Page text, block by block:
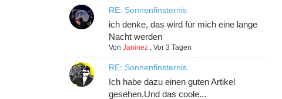
RE: Sonnenfinsternis
ich denke, das wird für mich eine lange
Nacht werden
VonJaninez ,Vor 3 Tagen
RE: Sonnenfinsternis
Ich habe dazu einen guten Artikel
gesehen.Und das coole...